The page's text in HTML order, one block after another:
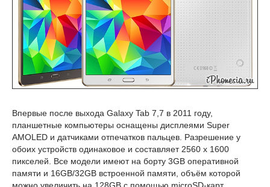
Впервые после выхода Galaxy Tab 7,7 в 2011 году,
планшетные компьютеры оснащены дисплеями Super
AMOLED и датчиками отпечатков пальцев. Разрешение у
обоих устройств одинаковое и составляет 2560 x 1600
пикселей. Все модели имеют на борту 3GB оперативной
памяти и 16GB/32GB встроенной памяти, объём которой